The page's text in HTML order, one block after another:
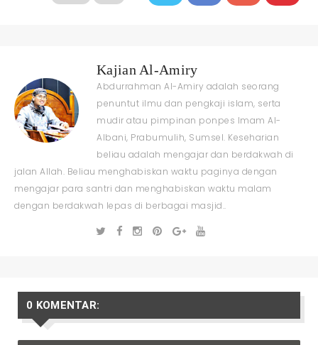
Kajian Al-Amiry
Abdurrahman Al-Amiry adalah seorang
penuntut ilmu dan pengkaji islam, serta
mudir atau pimpinan ponpes Imam Al-
Albani, Prabumulih, Sumsel. Keseharian
beliau adalah mengajar dan berdakwah di
jalan Allah. Beliau menghabiskan waktu paginya dengan
mengajar para santri dan menghabiskan waktu malam
dengan berdakwah lepas di berbagai masjid..
0 KOMENTAR: